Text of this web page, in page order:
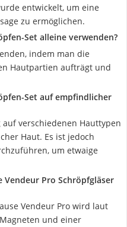
entwickelt, um eine
zu ermöglichen.
Set alleine verwenden?
indem man die
Hautpartien aufträgt und
Set auf empfindlicher
auf verschiedenen Hauttypen
Haut. Es ist jedoch
um etwaige
Pro Schröpfgläser
Vendeur Pro wird laut
und einer